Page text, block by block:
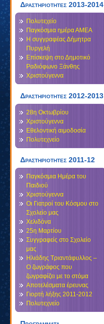
Δραστηριότητες 2013-2014
Πολυτεχείο
Παγκόσμια ημέρα ΑΜΕΑ
Η συγγραφέας Δήμητρα
Πυργελή
Επίσκεψη στο Δημοτικό
Ραδιόφωνο Ξάνθης
Χριστούγεννα
Δραστηριοτητες 2012-2013
28η Οκτωβρίου
Χριστούγεννα
Εθελοντική αιμοδοσία
Πολυτεχνείο
Δραστηριοτητες 2011-12
Παγκόσμια Ημέρα του
Παιδιού
Χριστούγεννα
Οι Γιατροί του Κόσμου στο
Σχολείο μας
Χελιδόνα
25η Μαρτίου
Συγγραφείς στο Σχολείο
μας
Ηλιάδης Τριαντάφυλλος –
Ο ζωγράφος που
ζωγραφίζει με το στόμα
Αποτελέσματα έρευνας
Γιορτή λήξης 2011-2012
Πολυτεχνείο